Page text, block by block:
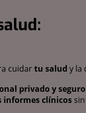
cuidartu salud y la
privado y seguro
clínicos